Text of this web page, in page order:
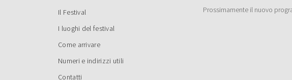
Il Festival
I luoghi del festival
Come arrivare
Numeri e indirizzi utili
Contatti
Prossimamente il nuovo